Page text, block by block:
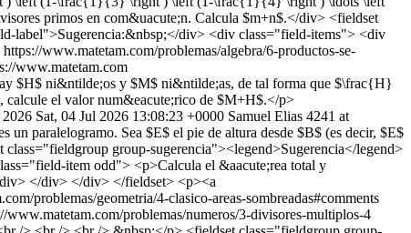
primos en com&uacute;n. Calcula $m+n$.</div> <fieldset
label">Sugerencia:&nbsp;</div> <div class="field-items"> <div
https://www.matetam.com/problemas/algebra/6-productos-se-
www.matetam.com
$H$ ni&ntilde;os y $M$ ni&ntilde;as, de tal forma que $\frac{H}
el valor num&eacute;rico de $M+H$.</p>
Sat, 04 Jul 2026 13:08:23 +0000 Samuel Elias 4241 at
paralelogramo. Sea $E$ el pie de altura desde $B$ (es decir, $E$
group-sugerencia"><legend>Sugerencia</legend>
item odd"> <p>Calcula el &aacute;rea total y
</div> </div> </fieldset> <p><a
problemas/geometria/4-clasico-areas-sombreadas#comments
www.matetam.com/problemas/numeros/3-divisores-multiplos-4